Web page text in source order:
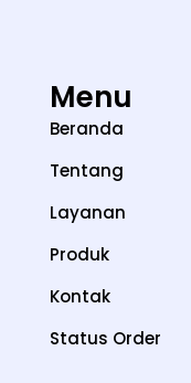
Menu
Beranda
Tentang
Layanan
Produk
Kontak
Status Order